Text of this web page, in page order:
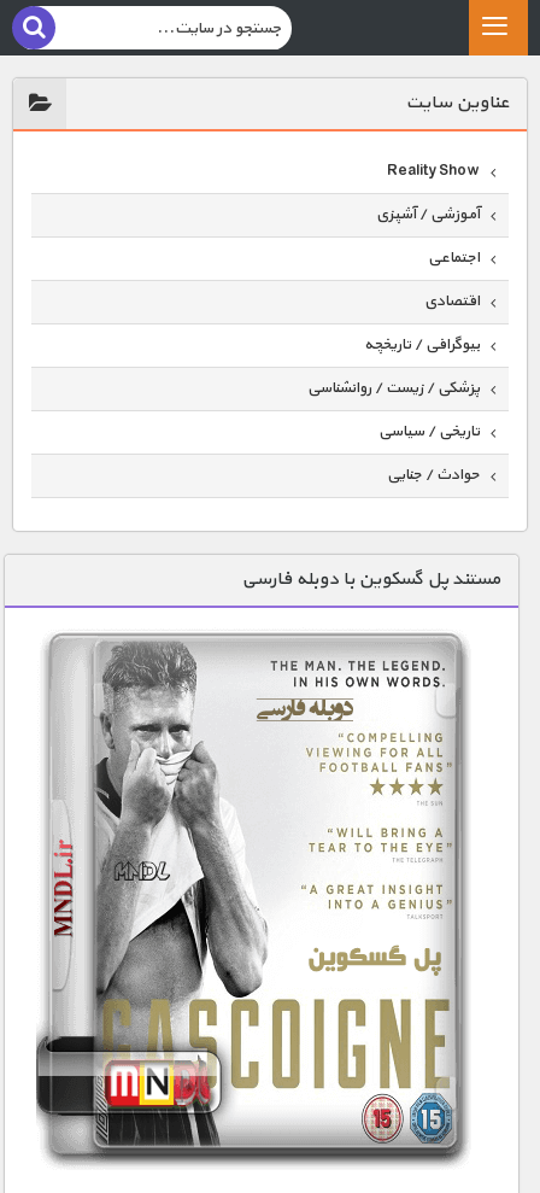
عناوين سايت
Reality Show
آموزشی / آشپزی
اجتماعی
اقتصادی
بیوگرافی / تاریخچه
پزشکی / زیست / روانشناسی
تاریخی / سیاسی
حوادث / جنایی
دنیای خوراکی ها
زمین شناسی / محیط زیست
سازه/ معماری/ مهندسی
سرگرمی
شناخت کودکان
طبیعت
علم و فناوری
فرهنگ / هنر
کیهان / نجوم
گردشگری
ماورایی
مسابقات / ورزشی
مستند های اختصاصی
مستند پل گسکوین با دوبله فارسی